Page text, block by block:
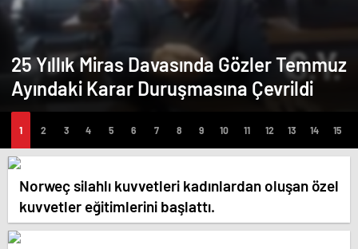
25 Yıllık Miras Davasında Gözler Temmuz
Ayındaki Karar Duruşmasına Çevrildi
Norweç silahlı kuvvetleri kadınlardan oluşan özel
kuvvetler eğitimlerini başlattı.